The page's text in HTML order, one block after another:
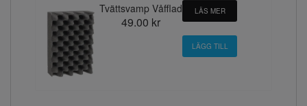
Tvättsvamp Våfflad
49.00 kr
LÄS MER